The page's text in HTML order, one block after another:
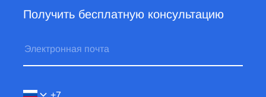
Получить бесплатную консультацию